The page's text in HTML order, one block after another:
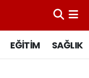
EĞİTİM SAĞLIK